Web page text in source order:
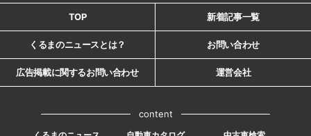
TOP 新着記事一覧
くるまのニュースとは？ お問い合わせ
広告掲載に関するお問い合わせ 運営会社
content